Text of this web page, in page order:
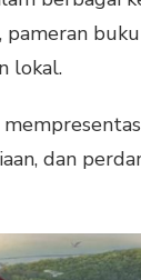
lokal.
dan